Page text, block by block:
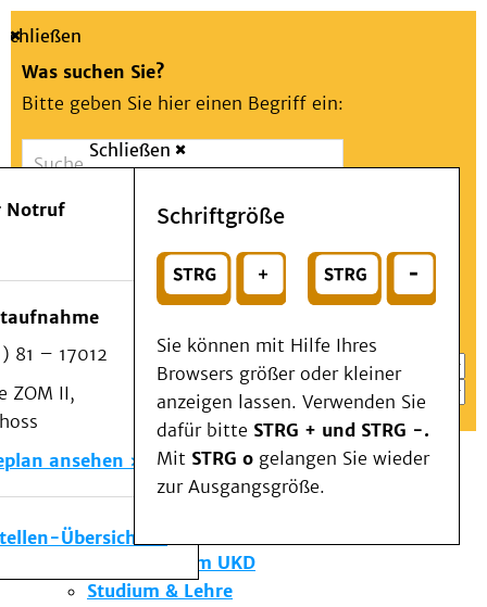
Suche
Schließen
Was suchen Sie?
Bitte geben Sie hier einen Begriff ein:
Suchen
oder
Wählen Sie ein Thema für Ihren Schnelleinstieg
Notfall
Schließen
Notruf
81 – 17012
ZOM II,
ansehen
Übersicht
Schriftgröße
Sie können mit Hilfe Ihres
Browsers größer oder kleiner
anzeigen lassen. Verwenden Sie
dafür bitte STRG + und STRG -.
Mit STRG o gelangen Sie wieder
zur Ausgangsgröße.
Menü
Patienten & Besucher
Kliniken/Institute/Zentren
Als Patient am UKD
Beratung und Unterstützung
Veranstaltungen
Kommunikation im Medizinwesen (KIM)
Notfall
Forschung & Lehre
Die Institute des UKD
Forschung am UKD
Studium & Lehre